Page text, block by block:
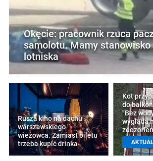
Okęcie: pracownik rzuca
samolotu. Mamy stanowisko
lotniska
Rusza kino na dachu
warszawskiego
wieżowca. Zamiast biletu
trzeba kupić drinka
Kot
do
"Bez
wygląda